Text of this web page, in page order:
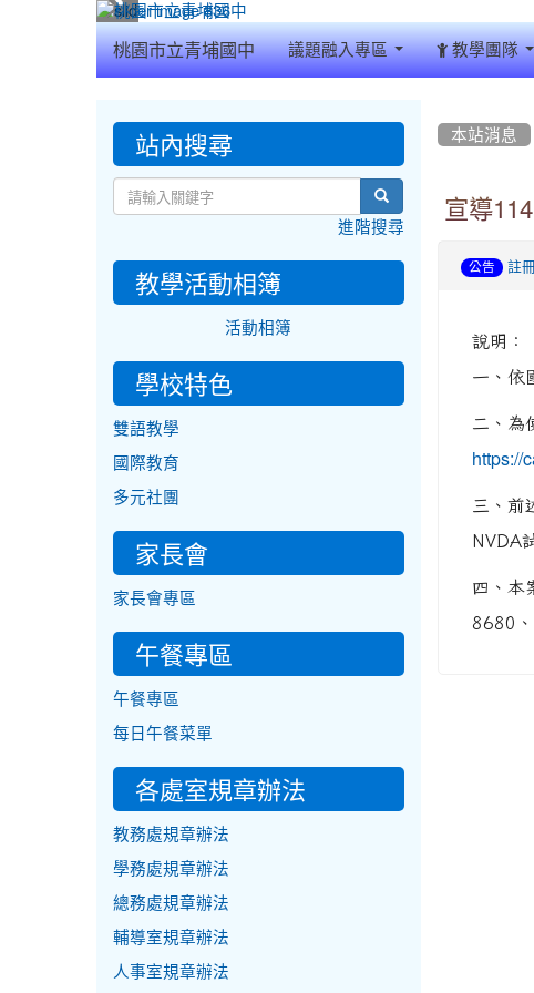
桃園市立青埔國中 議題融入專區 教學團隊
本站消息
宣導
公告 註
說明：
一、依
二、為
https://
三、前
NVDA
四、本
8680
::: 站內搜尋
search
進階搜尋
教學活動相簿
活動相簿
學校特色
雙語教學
國際教育
多元社團
家長會
家長會專區
午餐專區
午餐專區
每日午餐菜單
各處室規章辦法
教務處規章辦法
學務處規章辦法
總務處規章辦法
輔導室規章辦法
人事室規章辦法